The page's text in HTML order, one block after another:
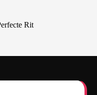
Rit